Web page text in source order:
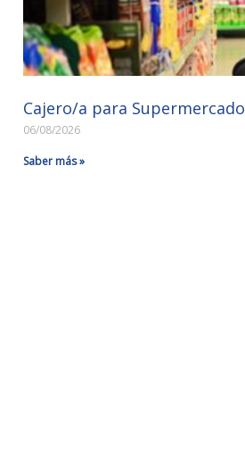
Cajero/a para Supermercado
06/08/2026
Saber más »